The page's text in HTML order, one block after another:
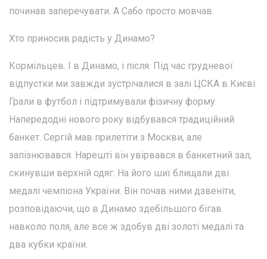
починав заперечувати. А Сабо просто мовчав.
Хто приносив радість у Динамо?
Кормільцев. І в Динамо, і після. Під час грудневої
відпустки ми завжди зустрічалися в залі ЦСКА в Києві.
Грали в футбол і підтримували фізичну форму.
Напередодні нового року відбувався традиційний
банкет. Сергій мав прилетіти з Москви, але
запізнювався. Нарешті він увірвався в банкетний зал,
скинувши верхній одяг. На його шиї блищали дві
медалі чемпіона України. Він почав ними дзвеніти,
розповідаючи, що в Динамо здебільшого бігав
навколо поля, але все ж здобув дві золоті медалі та
два кубки країни.